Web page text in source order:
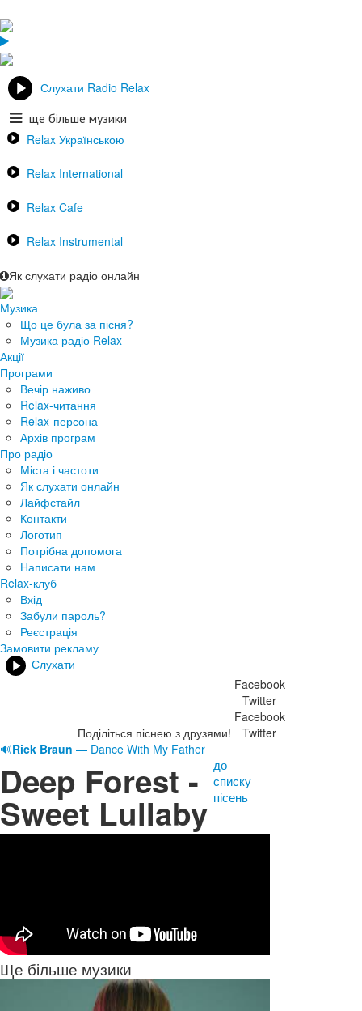
Слухати Radio Relax
ще більше музики
Relax Українською
Relax International
Relax Cafe
Relax Instrumental
Як слухати радіо онлайн
Музика
Що це була за пісня?
Музика радіо Relax
Акції
Програми
Вечір наживо
Relax-читання
Relax-персона
Архів програм
Про радіо
Міста і частоти
Як слухати онлайн
Лайфстайл
Контакти
Логотип
Потрібна допомога
Написати нам
Relax-клуб
Вхід
Забули пароль?
Реєстрація
Замовити рекламу
Слухати
Поділіться піснею з друзями!
Facebook
Twitter
Facebook
Twitter
🔊Rick Braun — Dance With My Father
Deep Forest -
Sweet Lullaby
до
списку
пісень
Ще більше музики